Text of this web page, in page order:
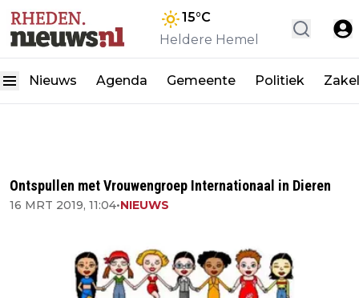
15°C
Heldere Hemel
Nieuws Agenda Gemeente Politiek
Ontspullen met Vrouwengroep Internationaal in Dieren
16 MRT 2019, 11:04•NIEUWS